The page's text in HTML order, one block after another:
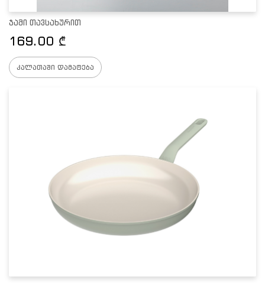
ჯამი თავსახურით
169.00 ₾
კალათაში დამატება